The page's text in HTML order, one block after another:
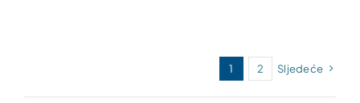
1 2 Sljedeće